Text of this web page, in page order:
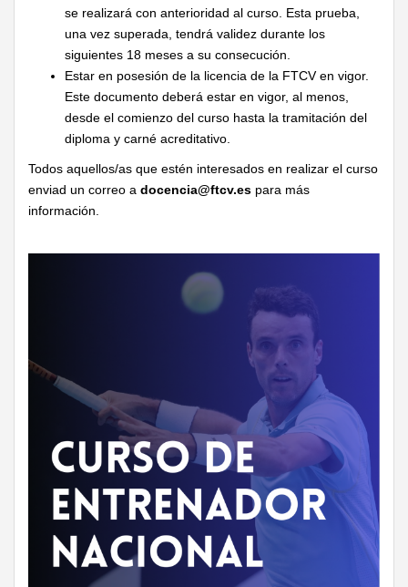
se realizará con anterioridad al curso. Esta prueba,
una vez superada, tendrá validez durante los
siguientes 18 meses a su consecución.
Estar en posesión de la licencia de la FTCV en vigor.
Este documento deberá estar en vigor, al menos,
desde el comienzo del curso hasta la tramitación del
diploma y carné acreditativo.
Todos aquellos/as que estén interesados en realizar el curso
enviad un correo a docencia@ftcv.es para más
información.